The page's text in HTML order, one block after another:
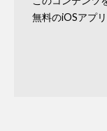
無料のiOSアプ